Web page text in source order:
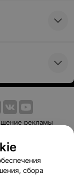
рекламы
оплаты
сбора